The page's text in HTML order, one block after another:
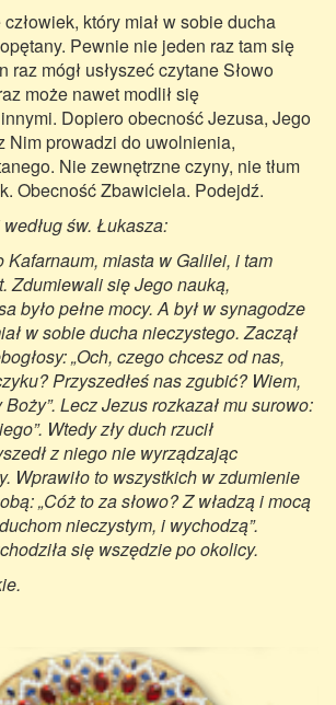
który miał w sobie ducha
Pewnie nie jeden raz tam się
raz mógł usłyszeć czytane Słowo
może nawet modlił się
Dopiero obecność Jezusa, Jego
Nim prowadzi do uwolnienia,
Nie zewnętrzne czyny, nie tłum
Obecność Zbawiciela. Podejdź.
św. Łukasza:
Kafarnaum, miasta w Galilei, i tam
Zdumiewali się Jego nauką,
było pełne mocy. A był w synagodze
w sobie ducha nieczystego. Zaczął
„Och, czego chcesz od nas,
Przyszedłeś nas zgubić? Wiem,
Lecz Jezus rozkazał mu surowo:
Wtedy zły duch rzucił
z niego nie wyrządzając
Wprawiło to wszystkich w zdumienie
„Cóż to za słowo? Z władzą i mocą
nieczystym, i wychodzą”.
się wszędzie po okolicy.